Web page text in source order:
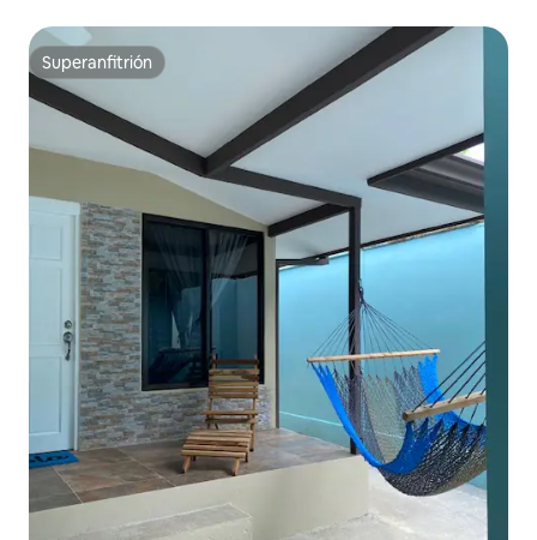
Superanfitrión
Superanfitrión